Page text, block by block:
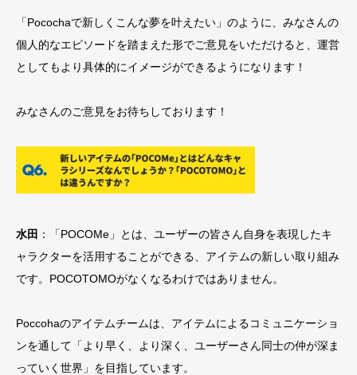
「Pocochaで新しくこんな夢を叶えたい」のように、みなさんの
個人的なエピソードを踏まえた形でご意見をいただけると、運営
としてもより具体的にイメージができるようになります！
みなさんのご意見をお待ちしております！
水田 ：「POCOMe」とは、ユーザーの皆さん自身を表現したキ
ャラクターを活用することができる、アイテムの新しい取り組み
です。POCOTOMOがなくなるわけではありません。
Poccohaのアイテムチームは、アイテムによるコミュニケーショ
ンを通して「より早く、より深く、ユーザーさん同士の仲が深ま
っていく世界」を目指しています。